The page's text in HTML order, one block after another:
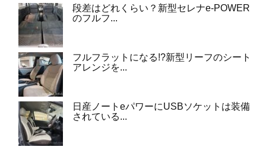
段差はどれくらい？新型セレナe-POWER
のフルフ...
フルフラットになる!?新型リーフのシート
アレンジを...
日産ノートeパワーにUSBソケットは装備
されている...